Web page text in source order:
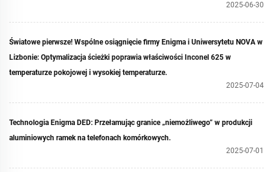
2025-06-30
Światowe pierwsze! Wspólne osiągnięcie firmy Enigma i Uniwersytetu NOVA w
Lizbonie: Optymalizacja ścieżki poprawia właściwości Inconel 625 w
temperaturze pokojowej i wysokiej temperaturze.
2025-07-04
Technologia Enigma DED: Przełamując granice „niemożliwego” w produkcji
aluminiowych ramek na telefonach komórkowych.
2025-07-01